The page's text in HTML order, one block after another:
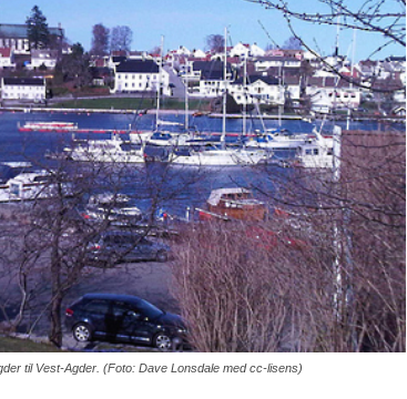
til Vest-Agder. (Foto: Dave Lonsdale med cc-lisens)